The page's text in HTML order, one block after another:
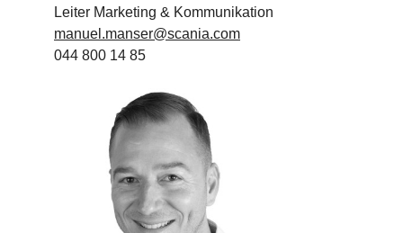
Leiter Marketing & Kommunikation
manuel.manser@scania.com
044 800 14 85